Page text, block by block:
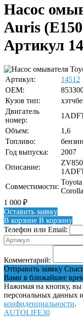
Насос
Auris
Артикул
Артикул:
14512
OEM:
Кузов тип:
Двигатель
номер:
Объем:
1,6
Топливо:
бензин
Год выпуска:
2007
Описание:
Совместимости:
1 000 ₽
Оставить заявку
В корзине В корзину
Телефон или Email:
Комментарий:
Отправить заявку
Вами в ближайшее
Нажимая на кнопку, вы
персональных данных
конфиденциальности.
AUTOLIFE30